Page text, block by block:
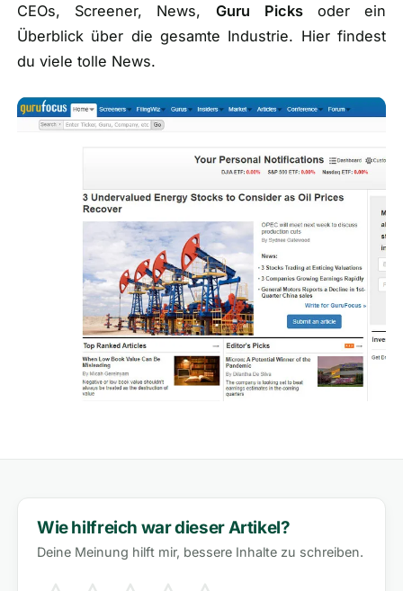
CEOs, Screener, News, Guru Picksoder ein
Überblick über die gesamte Industrie. Hier findest
du viele tolle News.
Wie hilfreich war dieser Artikel?
Deine Meinung hilft mir, bessere Inhalte zu schreiben.